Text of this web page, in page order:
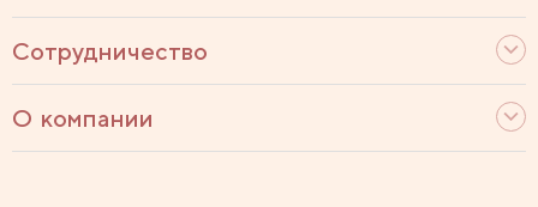
Сотрудничество
О компании